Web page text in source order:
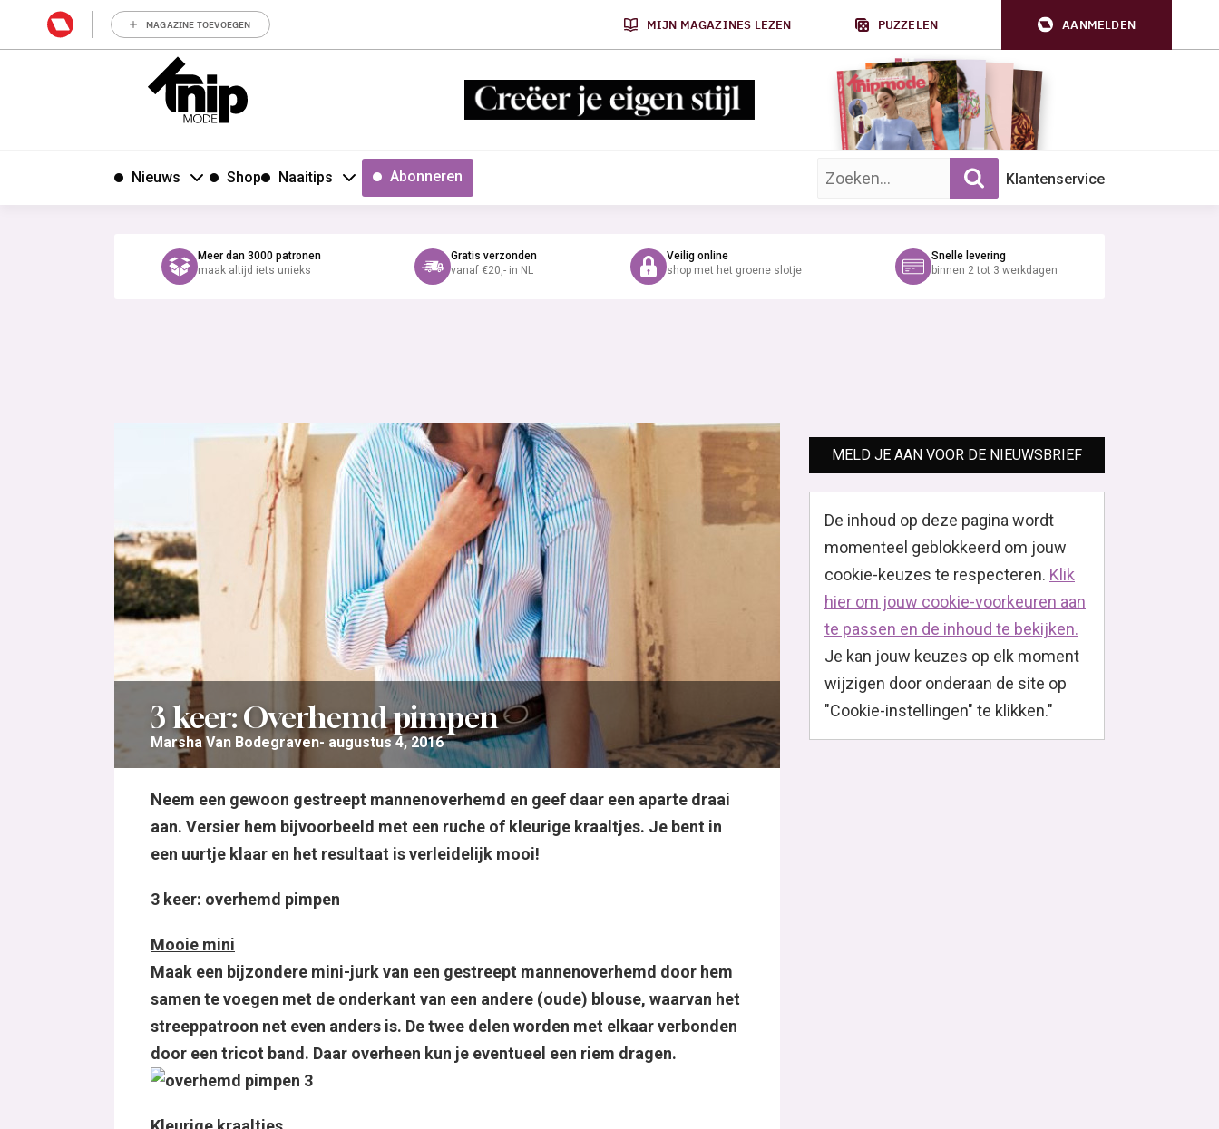
MAGAZINE TOEVOEGEN MIJN MAGAZINES LEZEN PUZZELEN AANMELDEN
Nieuws Shop Naaitips Abonneren Zoek op trefwoord: Klantenservice
Meer dan 3000 patronen
maak altijd iets unieks
Gratis verzonden
vanaf €20,- in NL
Veilig online
shop met het groene slotje
Snelle levering
binnen 2 tot 3 werkdagen
3 keer: Overhemd pimpen
Marsha Van Bodegraven augustus 4, 2016
Neem een gewoon gestreept mannenoverhemd en geef daar een aparte draai
aan. Versier hem bijvoorbeeld met een ruche of kleurige kraaltjes. Je bent in
een uurtje klaar en het resultaat is verleidelijk mooi!
3 keer: overhemd pimpen
Mooie mini
Maak een bijzondere mini-jurk van een gestreept mannenoverhemd door hem
samen te voegen met de onderkant van een andere (oude) blouse, waarvan het
streeppatroon net even anders is. De twee delen worden met elkaar verbonden
door een tricot band. Daar overheen kun je eventueel een riem dragen.
MELD JE AAN VOOR DE NIEUWSBRIEF
De inhoud op deze pagina wordt
momenteel geblokkeerd om jouw
cookie-keuzes te respecteren. Klik
hier om jouw cookie-voorkeuren aan
te passen en de inhoud te bekijken.
Je kan jouw keuzes op elk moment
wijzigen door onderaan de site op
"Cookie-instellingen" te klikken."